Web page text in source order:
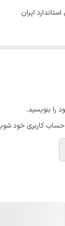
ایران
را بنویسید.
حساب کاربری خود